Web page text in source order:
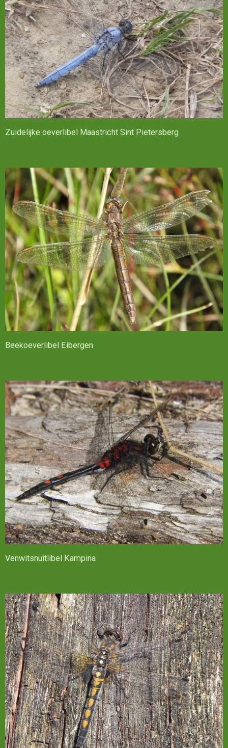
Zuidelijke oeverlibel Maastricht Sint Pietersberg
Beekoeverlibel Eibergen
Venwitsnuitlibel Kampina